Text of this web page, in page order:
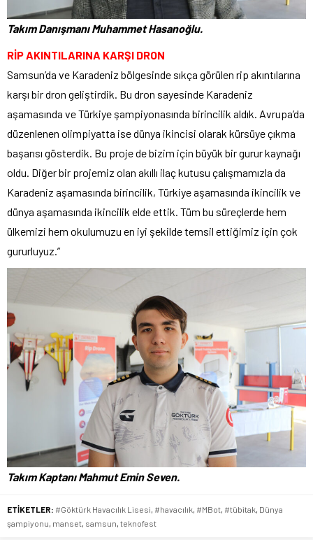
Takım Danışmanı Muhammet Hasanoğlu.
RİP AKINTILARINA KARŞI DRON
Samsun’da ve Karadeniz bölgesinde sıkça görülen rip akıntılarına
karşı bir dron geliştirdik. Bu dron sayesinde Karadeniz
aşamasında ve Türkiye şampiyonasında birincilik aldık. Avrupa’da
düzenlenen olimpiyatta ise dünya ikincisi olarak kürsüye çıkma
başarısı gösterdik. Bu proje de bizim için büyük bir gurur kaynağı
oldu. Diğer bir projemiz olan akıllı ilaç kutusu çalışmamızla da
Karadeniz aşamasında birincilik, Türkiye aşamasında ikincilik ve
dünya aşamasında ikincilik elde ettik. Tüm bu süreçlerde hem
ülkemizi hem okulumuzu en iyi şekilde temsil ettiğimiz için çok
gururluyuz.”
Takım Kaptanı Mahmut Emin Seven.
ETİKETLER: #Göktürk Havacılık Lisesi, #havacılık, #MBot, #tübitak, Dünya
şampiyonu, manset, samsun, teknofest